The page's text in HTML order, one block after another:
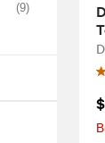
(9)